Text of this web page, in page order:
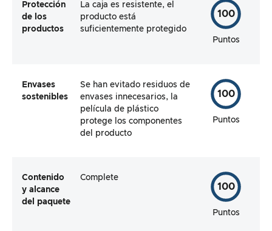
Protección
de los
productos
La caja es resistente, el
producto está
suficientemente protegido
100
Puntos
Envases
sostenibles
Se han evitado residuos de
envases innecesarios, la
película de plástico
protege los componentes
del producto
100
Puntos
Contenido
y alcance
del paquete
Complete
100
Puntos